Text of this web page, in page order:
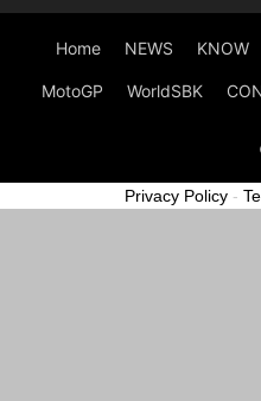
Home NEWS KNOW
MotoGP WorldSBK
Privacy Policy -